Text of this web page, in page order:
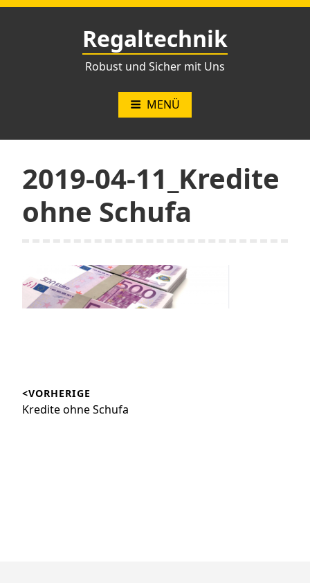
Zum
Regaltechnik
Robust und Sicher mit Uns
MENÜ
2019-04-11_Kredite
ohne Schufa
<VORHERIGE
Vorheriger
Kredite ohne Schufa